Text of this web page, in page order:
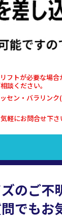
フトが必要な場
談ください。
セン・バラリン
軽にお問合せ下さ
のご不
でもお